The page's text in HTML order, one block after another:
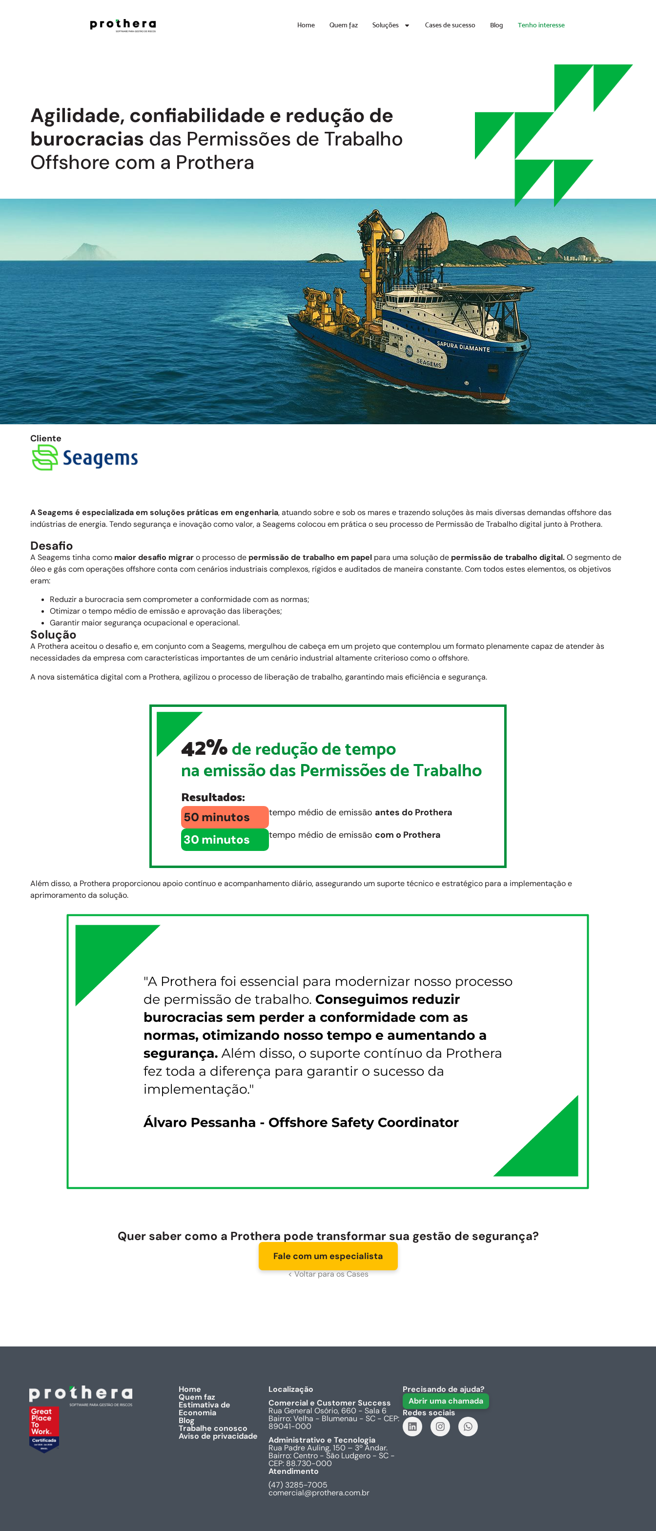
Home Quem faz Soluções Cases de sucesso Blog Tenho interesse
Agilidade, confiabilidade e redução de
burocracias das Permissões de Trabalho
Offshore com a Prothera
Cliente
A Seagems é especializada em soluções práticas em engenharia, atuando sobre e sob os mares e trazendo soluções às mais diversas demandas offshore das
indústrias de energia. Tendo segurança e inovação como valor, a Seagems colocou em prática o seu processo de Permissão de Trabalho digital junto à Prothera.
Desafio
A Seagems tinha como maior desafio migraro processo de permissão de trabalho em papel para uma solução de permissão de trabalho digital.O segmento de
óleo e gás com operações offshore conta com cenários industriais complexos, rígidos e auditados de maneira constante. Com todos estes elementos, os objetivos
eram:
Reduzir a burocracia sem comprometer a conformidade com as normas;
Otimizar o tempo médio de emissão e aprovação das liberações;
Garantir maior segurança ocupacional e operacional.
Solução
A Prothera aceitou o desafio e, em conjunto com a Seagems, mergulhou de cabeça em um projeto que contemplou um formato plenamente capaz de atender às
necessidades da empresa com características importantes de um cenário industrial altamente criterioso como o offshore.
A nova sistemática digital com a Prothera, agilizou o processo de liberação de trabalho, garantindo mais eficiência e segurança.
42% de redução de tempo
na emissão das Permissões de Trabalho
Resultados:
50 minutos
tempo médio de emissão antes do Prothera
30 minutos tempo médio de emissão com o Prothera
Além disso, a Prothera proporcionou apoio contínuo e acompanhamento diário, assegurando um suporte técnico e estratégico para a implementação e
aprimoramento da solução.
Quer saber como a Prothera pode transformar sua gestão de segurança?
Fale com um especialista
< Voltar para os Cases
Home
Quem faz
Estimativa de
Economia
Blog
Trabalhe conosco
Aviso de privacidade
Localização
Comercial e Customer Success
Rua General Osório, 660 - Sala 6
Bairro: Velha - Blumenau - SC - CEP:
89041-000
Administrativo e Tecnologia
Rua Padre Auling, 150 – 3º Andar.
Bairro: Centro - São Ludgero - SC -
CEP: 88.730-000
Atendimento
(47) 3285-7005
comercial@prothera.com.br
Precisando de ajuda?
Abrir uma chamada
Redes sociais